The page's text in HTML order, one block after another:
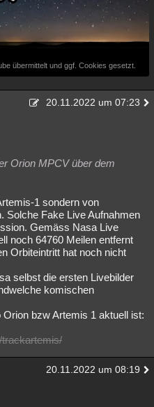
übermittelt und ggf. Cookies gesetzt.
20.11.2022 um 07:23
Orion MPCV über dem
1 sondern von
Solche Fake Live Aufnahmen
Gemäss Nasa Live
noch 64760 Meilen entfernt
Orbiteintritt hat noch nicht
selbst die ersten Livebilder
komischen
bzw Artemis 1 aktuell ist:
20.11.2022 um 08:19